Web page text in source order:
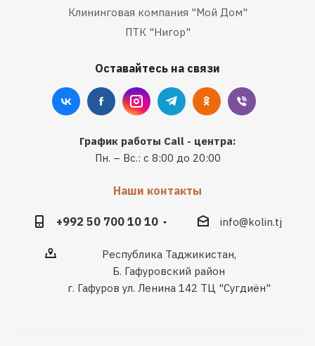
Клининговая компания "Мой Дом"
ПТК "Нигор"
Оставайтесь на связи
График работы Call - центра:
Пн. – Вс.: с 8:00 до 20:00
Наши контакты
+992 50 700 10 10 info@kolin.tj
Республика Таджикистан,
Б. Гафуровский район
г. Гафуров ул. Ленина 142 ТЦ "Сугдиён"